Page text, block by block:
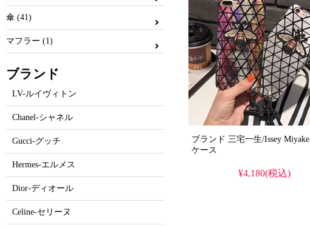
傘 (41)
マフラー (1)
ブランド
LV-ルイヴィトン
Chanel-シャネル
Gucci-グッチ
Hermes-エルメス
Dior-ディオール
Celine-セリーヌ
ブランド 三宅一生/Issey Miyake スマホ
ケース
¥4,180(税込)